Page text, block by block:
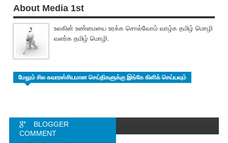
About Media 1st
உலகின் உண்மையை உரக்க சொல்வோம் வாழ்க தமிழ் மொழி
வளர்க தமிழ் மொழி.
மேலும் சில சுவாரஸ்சியமான செய்திகளுக்கு இங்கே கிளிக் செய்யவும்
BLOGGER
COMMENT